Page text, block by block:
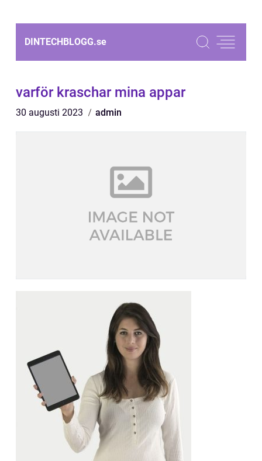
DINTECHBLOGG.se
varför kraschar mina appar
30 augusti 2023 admin